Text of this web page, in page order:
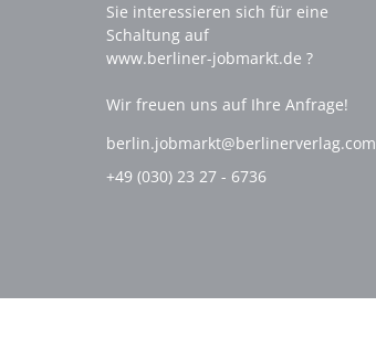
Sie interessieren sich für eine
Schaltung auf
www.berliner-jobmarkt.de ?
Wir freuen uns auf Ihre Anfrage!
berlin.jobmarkt@berlinerverlag.com
+49 (030) 23 27 - 6736